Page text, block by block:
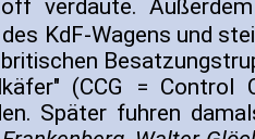
verdaute.
KdF-Wagens und
(CCG = Control
Später fuhren